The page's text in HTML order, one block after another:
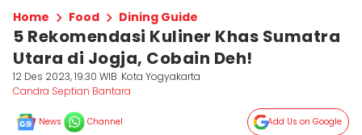
Home Food Dining Guide
5 Rekomendasi Kuliner Khas Sumatra
Utara di Jogja, Cobain Deh!
12 Des 2023, 19:30 WIB Kota Yogyakarta
Candra Septian Bantara
News Channel Add Us on Google